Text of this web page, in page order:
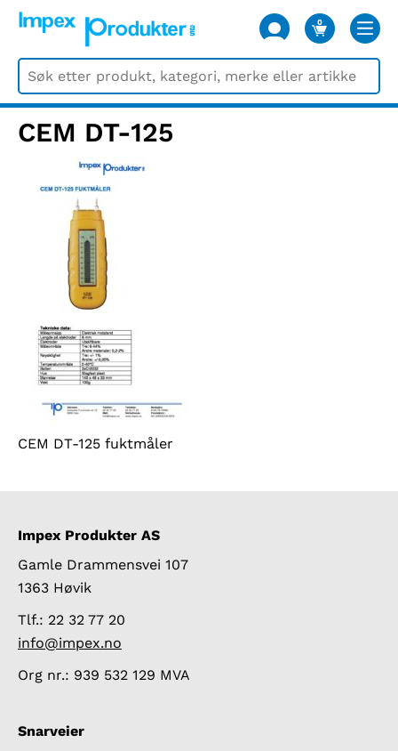
0
VARER
CEM DT-125
CEM DT-125 fuktmåler
Impex Produkter AS
Gamle Drammensvei 107
1363 Høvik
Tlf.: 22 32 77 20
info@impex.no
Org nr.: 939 532 129 MVA
Snarveier